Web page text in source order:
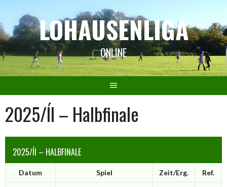
Inhalt
LOHAUSENLIGA
ONLINE
2025/ÍI – Halbfinale
2025/ÍI – HALBFINALE
Datum Spiel Zeit/Erg. Ref.